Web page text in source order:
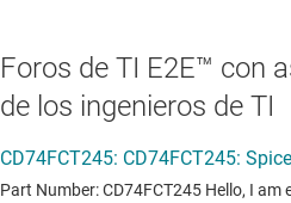
Foros de TI E2E™ con
de los ingenieros de TI